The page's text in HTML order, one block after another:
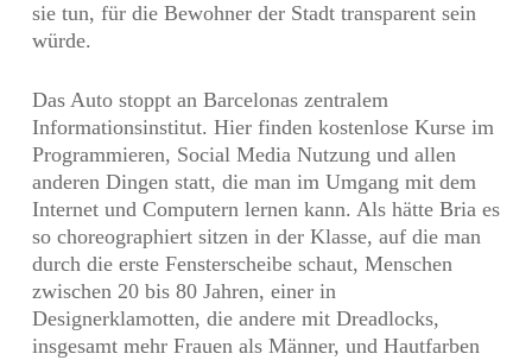
sie tun, für die Bewohner der Stadt transparent sein
würde.
Das Auto stoppt an Barcelonas zentralem
Informationsinstitut. Hier finden kostenlose Kurse im
Programmieren, Social Media Nutzung und allen
anderen Dingen statt, die man im Umgang mit dem
Internet und Computern lernen kann. Als hätte Bria es
so choreographiert sitzen in der Klasse, auf die man
durch die erste Fensterscheibe schaut, Menschen
zwischen 20 bis 80 Jahren, einer in
Designerklamotten, die andere mit Dreadlocks,
insgesamt mehr Frauen als Männer, und Hautfarben